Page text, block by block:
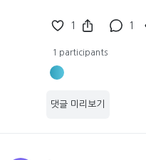
1 1
1 participants
댓글 미리보기